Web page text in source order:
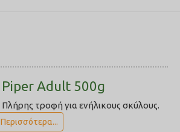
Piper Adult 500g
Πλήρης τροφή για ενήλικους σκύλους.
Περισσότερα...